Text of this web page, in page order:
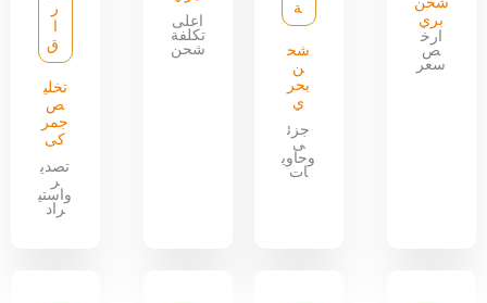
بري
ارخ
ص
سعر
ة
شح
ن
بحر
ي
جزئ
ى
وحاوي
ات
اعلى
تكلفة
شحن
ر
ق
تخلي
ص
جمر
كى
تصدي
ر
واستي
راد